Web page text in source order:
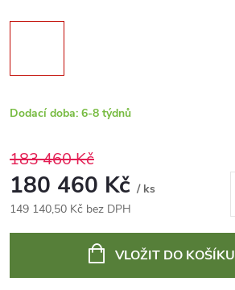
Dodací doba: 6-8 týdnů
183 460 Kč
180 460 Kč / ks
149 140,50 Kč bez DPH
VLOŽIT DO KOŠÍKU